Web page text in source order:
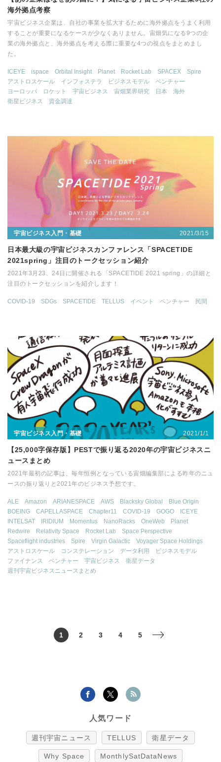
海外拠点考察
宇宙ビジネス企業は、自社の事業を拡大するために海外拠点をうまく利用
することが重要になるケースが少なくありません。宙畑気になる9つの企
業の海外拠点と、海外拠点を考える際に重要な4つの視点をまとめまし
た。
ICEYE ispace Orbital Insight Planet Rocket Lab SPACEX
Spire
アストロスケール
インフォステラ ビジネスモデル
ベンチャー
ヨーロッパ
ロケット 宇宙ビジネス 宙畑業界研究 日本
海外
衛星ビジネス
資金調達
宇宙ビジネス入門・基礎 2021/3/15
日本最大級の宇宙ビジネスカンファレンス「SPACETIDE
2021spring」注目のトークセッション紹介
2021年3月23、24日に開催される「SPACETIDE 2021 spring」の詳細と
注目のトークセッションを紹介します！
COVID-19 SDGs SPACETIDE TELLUS イベント ベンチャー 民間
宇宙ビジネス入門・基礎 2021/1/1
【25,000字保存版】PESTで振り返る2020年の宇宙ビジネスニ
ュースまとめ
2021年最初の記事は、毎年恒例となっている宙畑編集部による昨年のニュ
ースの振り返りと2021年のビジネス予想です。
ALE Amazon ARIANESPACE AWS Blacksky Global
Blue Origin
BOEING
CAPELLASPACE Chapter11 COVID-19 GOGO
ICEYE
INTELSAT
IRIDIUM Momentus NanoRacks OneWeb
Planet
Redwire
Relativity Space Rocket Lab
Space Perspective
Spaceflight industries
Spire Virgin Galactic
Voyager Space Holdings
アストロスケール
コンステレーション データ利用
ビジネスモデル
ファイナンス
ベンチャー 宇宙ビジネス
衛星データ
週刊宇宙ビジネスニュースまとめ
1 2 3 4 5 >
人気ワード
週刊宇宙ニュース TELLUS 衛星データ
Why Space MonthlySatDataNews